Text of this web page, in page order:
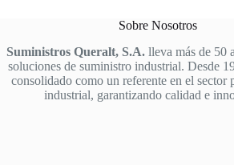
Sobre Nosotros
Suministros Queralt, S.A.lleva más de 50
soluciones de suministro industrial. Desde
consolidado como un referente en el sector
industrial, garantizando calidad e